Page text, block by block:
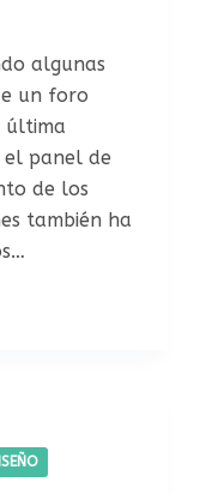
algunas
un foro
última
el panel de
de los
también ha